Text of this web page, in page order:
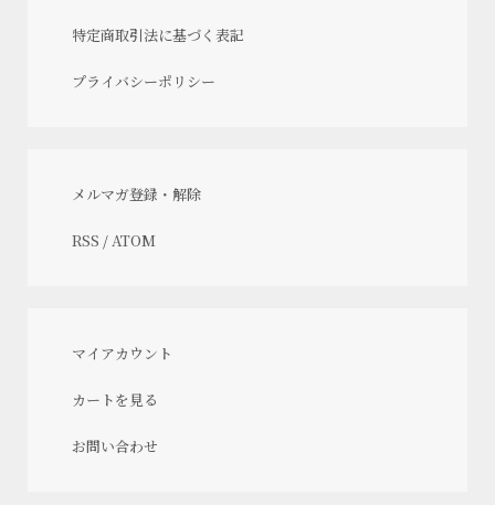
特定商取引法に基づく表記
プライバシーポリシー
メルマガ登録・解除
RSS / ATOM
マイアカウント
カートを見る
お問い合わせ